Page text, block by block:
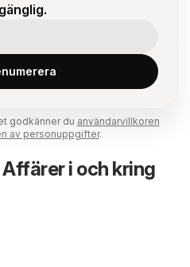
godkänner du användarvillkoren
av personuppgifter.
i och kring